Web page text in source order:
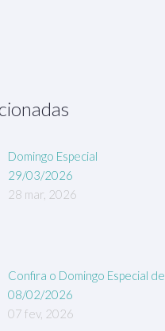
Domingo Especial
29/03/2026
28 mar, 2026
Confira o Domingo Especial de
08/02/2026
07 fev, 2026